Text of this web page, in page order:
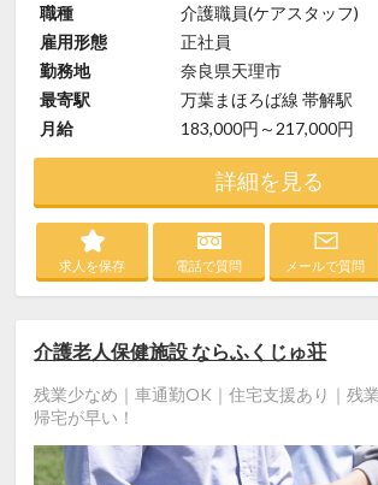
職種
介護職員(ケアスタッフ)
雇用形態
正社員
勤務地
奈良県天理市
最寄駅
万葉まほろば線 帯解駅
月給
183,000円～217,000円
詳細を見る
求人を保存 電話で質問 メールで質問
介護老人保健施設 ならふくじゅ荘
残業少なめ｜車通勤OK｜住宅支援あり｜残
帰宅が早い！